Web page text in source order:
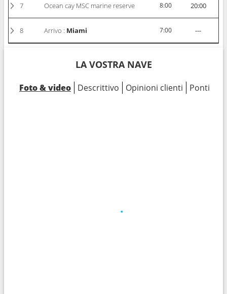
7 Ocean cay MSC marine reserve 8:00 20:00
8 Arrivo : Miami 7:00 ---
LA VOSTRA NAVE
Foto & video Descrittivo Opinioni clienti Ponti